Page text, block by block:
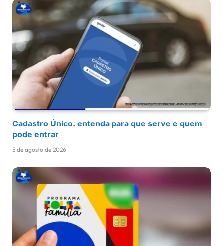
Cadastro Único: entenda para que serve e quem
pode entrar
5 de agosto de 2026